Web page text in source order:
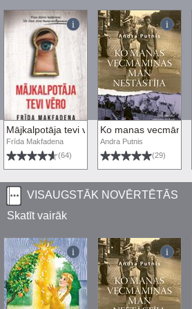
Mājkalpotāja tevi vēro
Frīda Makfadena
(64)
Ko manas
Andra Putnis
(29)
VISAUGSTĀK NOVĒRTĒTĀS
Skatīt vairāk